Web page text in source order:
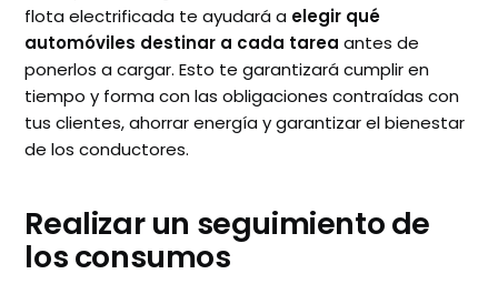
flota electrificada te ayudará a elegir qué
automóviles destinar a cada tarea antes de
ponerlos a cargar. Esto te garantizará cumplir en
tiempo y forma con las obligaciones contraídas con
tus clientes, ahorrar energía y garantizar el bienestar
de los conductores.
Realizar un seguimiento de
los consumos